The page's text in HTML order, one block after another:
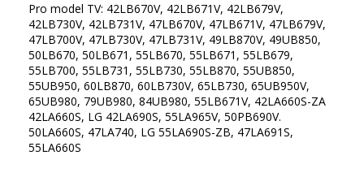
Pro model TV: 42LB670V, 42LB671V, 42LB679V,
42LB730V, 42LB731V, 47LB670V, 47LB671V, 47LB679V,
47LB700V, 47LB730V, 47LB731V, 49LB870V, 49UB850,
50LB670, 50LB671, 55LB670, 55LB671, 55LB679,
55LB700, 55LB731, 55LB730, 55LB870, 55UB850,
55UB950, 60LB870, 60LB730V, 65LB730, 65UB950V,
65UB980, 79UB980, 84UB980, 55LB671V, 42LA660S-ZA
42LA660S, LG 42LA690S, 55LA965V, 50PB690V.
50LA660S, 47LA740, LG 55LA690S-ZB, 47LA691S,
55LA660S